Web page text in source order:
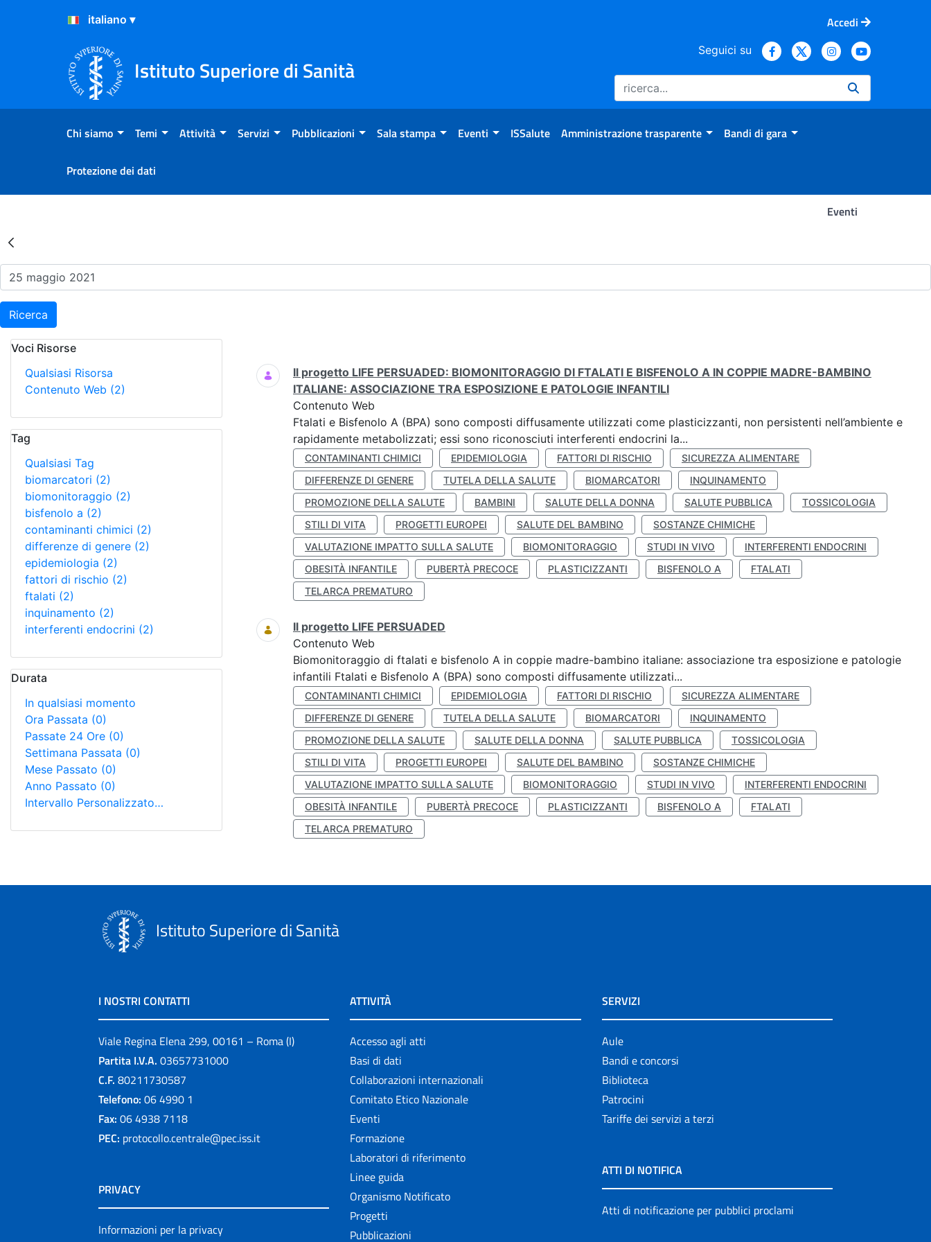
Salta al Contenuto
Salta al Footer
Accedi
Istituto Superiore di Sanità
Seguici su
Chi siamo Temi Attività Servizi Pubblicazioni Sala stampa Eventi ISSalute Amministrazione trasparente Bandi di gara
Protezione dei dati
Eventi
Risultati della Ricerca - Eventi
Ricerca
Voci Risorse
Qualsiasi Risorsa
Contenuto Web (2)
Tag
Qualsiasi Tag
biomarcatori (2)
biomonitoraggio (2)
bisfenolo a (2)
contaminanti chimici (2)
differenze di genere (2)
epidemiologia (2)
fattori di rischio (2)
ftalati (2)
inquinamento (2)
interferenti endocrini (2)
Durata
In qualsiasi momento
Ora Passata (0)
Passate 24 Ore (0)
Settimana Passata (0)
Mese Passato (0)
Anno Passato (0)
Intervallo Personalizzato…
Ricerca
Il progetto LIFE PERSUADED: BIOMONITORAGGIO DI FTALATI E BISFENOLO A IN COPPIE MADRE-BAMBINO
ITALIANE: ASSOCIAZIONE TRA ESPOSIZIONE E PATOLOGIE INFANTILI
Contenuto Web
Ftalati e Bisfenolo A (BPA) sono composti diffusamente utilizzati come plasticizzanti, non persistenti nell’ambiente e
rapidamente metabolizzati; essi sono riconosciuti interferenti endocrini la...
CONTAMINANTI CHIMICI EPIDEMIOLOGIA FATTORI DI RISCHIO
SICUREZZA ALIMENTARE
DIFFERENZE DI GENERE
TUTELA DELLA SALUTE BIOMARCATORI
INQUINAMENTO
PROMOZIONE DELLA SALUTE
BAMBINI SALUTE DELLA DONNA SALUTE PUBBLICA
TOSSICOLOGIA
STILI DI VITA
PROGETTI EUROPEI SALUTE DEL BAMBINO
SOSTANZE CHIMICHE
VALUTAZIONE IMPATTO SULLA SALUTE
BIOMONITORAGGIO STUDI IN VIVO
INTERFERENTI ENDOCRINI
OBESITÀ INFANTILE
PUBERTÀ PRECOCE PLASTICIZZANTI BISFENOLO A
FTALATI
TELARCA PREMATURO
Il progetto LIFE PERSUADED
Contenuto Web
Biomonitoraggio di ftalati e bisfenolo A in coppie madre-bambino italiane: associazione tra esposizione e patologie
infantili Ftalati e Bisfenolo A (BPA) sono composti diffusamente utilizzati...
CONTAMINANTI CHIMICI EPIDEMIOLOGIA FATTORI DI RISCHIO
SICUREZZA ALIMENTARE
DIFFERENZE DI GENERE
TUTELA DELLA SALUTE BIOMARCATORI
INQUINAMENTO
PROMOZIONE DELLA SALUTE
SALUTE DELLA DONNA SALUTE PUBBLICA
TOSSICOLOGIA
STILI DI VITA
PROGETTI EUROPEI SALUTE DEL BAMBINO
SOSTANZE CHIMICHE
VALUTAZIONE IMPATTO SULLA SALUTE
BIOMONITORAGGIO STUDI IN VIVO
INTERFERENTI ENDOCRINI
OBESITÀ INFANTILE
PUBERTÀ PRECOCE PLASTICIZZANTI BISFENOLO A
FTALATI
TELARCA PREMATURO
Istituto Superiore di Sanità
I NOSTRI CONTATTI
Viale Regina Elena 299, 00161 – Roma (I)
Partita I.V.A. 03657731000
C.F. 80211730587
Telefono: 06 4990 1
Fax: 06 4938 7118
PEC: protocollo.centrale@pec.iss.it
PRIVACY
Informazioni per la privacy
ATTIVITÀ
Accesso agli atti
Basi di dati
Collaborazioni internazionali
Comitato Etico Nazionale
Eventi
Formazione
Laboratori di riferimento
Linee guida
Organismo Notificato
Progetti
Pubblicazioni
SERVIZI
Aule
Bandi e concorsi
Biblioteca
Patrocini
Tariffe dei servizi a terzi
ATTI DI NOTIFICA
Atti di notificazione per pubblici proclami